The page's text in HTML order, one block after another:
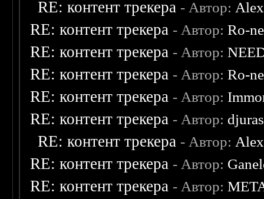
RE: контент трекера - Автор:
RE: контент трекера - Автор:Ro-
RE: контент трекера - Автор:
RE: контент трекера - Автор:Ro-
RE: контент трекера - Автор:
RE: контент трекера - Автор:
RE: контент трекера - Автор:
RE: контент трекера - Автор:
RE: контент трекера - Автор: